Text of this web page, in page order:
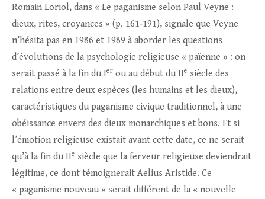
Romain Loriol, dans « Le paganisme selon Paul Veyne :
dieux, rites, croyances » (p. 161‑191), signale que Veyne
n’hésita pas en 1986 et 1989 à aborder les questions
d’évolutions de la psychologie religieuse « païenne » : on
serait passé à la fin du Ier ou au début du IIe siècle des
relations entre deux espèces (les humains et les dieux),
caractéristiques du paganisme civique traditionnel, à une
obéissance envers des dieux monarchiques et bons. Et si
l’émotion religieuse existait avant cette date, ce ne serait
qu’à la fin du IIe siècle que la ferveur religieuse deviendrait
légitime, ce dont témoignerait Aelius Aristide. Ce
« paganisme nouveau » serait différent de la « nouvelle